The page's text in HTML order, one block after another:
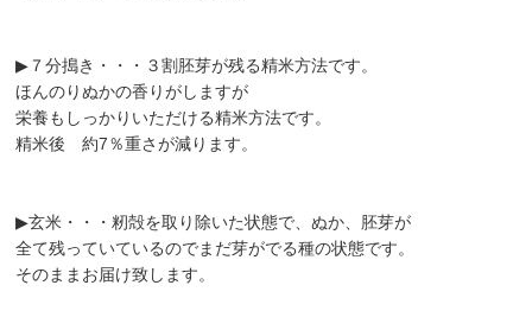
▶︎７分搗き・・・３割胚芽が残る精米方法です。
ほんのりぬかの香りがしますが
栄養もしっかりいただける精米方法です。
精米後 約7％重さが減ります。
▶︎玄米・・・籾殻を取り除いた状態で、ぬか、胚芽が
全て残っていているのでまだ芽がでる種の状態です。
そのままお届け致します。